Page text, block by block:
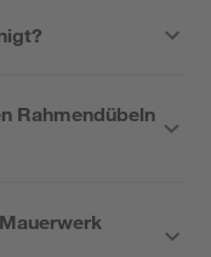
Rahmendübeln